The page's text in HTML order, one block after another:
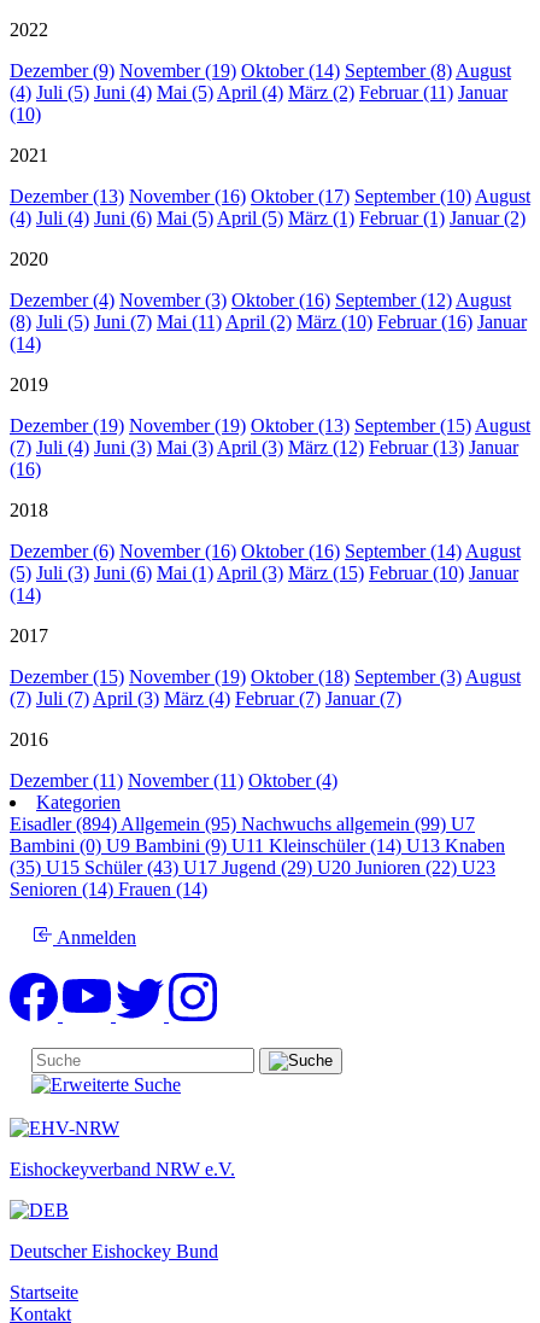
2022
Dezember (9) November (19) Oktober (14) September (8) August
(4) Juli (5) Juni (4) Mai (5) April (4) März (2) Februar (11) Januar
(10)
2021
Dezember (13) November (16) Oktober (17) September (10) August
(4) Juli (4) Juni (6) Mai (5) April (5) März (1) Februar (1) Januar (2)
2020
Dezember (4) November (3) Oktober (16) September (12) August
(8) Juli (5) Juni (7) Mai (11) April (2) März (10) Februar (16) Januar
(14)
2019
Dezember (19) November (19) Oktober (13) September (15) August
(7) Juli (4) Juni (3) Mai (3) April (3) März (12) Februar (13) Januar
(16)
2018
Dezember (6) November (16) Oktober (16) September (14) August
(5) Juli (3) Juni (6) Mai (1) April (3) März (15) Februar (10) Januar
(14)
2017
Dezember (15) November (19) Oktober (18) September (3) August
(7) Juli (7) April (3) März (4) Februar (7) Januar (7)
2016
Dezember (11) November (11) Oktober (4)
Kategorien
Eisadler (894) Allgemein (95) Nachwuchs allgemein (99) U7
Bambini (0) U9 Bambini (9) U11 Kleinschüler (14) U13 Knaben
(35) U15 Schüler (43) U17 Jugend (29) U20 Junioren (22) U23
Senioren (14) Frauen (14)
Anmelden
Eishockeyverband NRW e.V.
Deutscher Eishockey Bund
Startseite
Kontakt